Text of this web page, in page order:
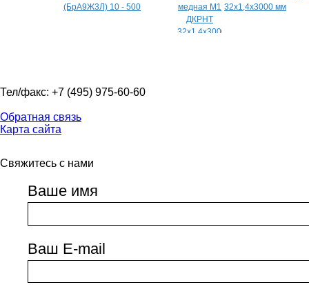
(БрА9Ж3Л) 10 - 500
32х1,4х3000 мм
Тел/факс: +7 (495) 975-60-60
Обратная связь
Карта сайта
Свяжитесь с нами
Ваше имя
Ваш E-mail